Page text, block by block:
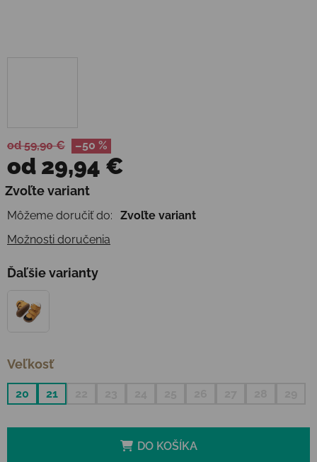
od 59,90 € –50 %
od 29,94 €
Jednotková cena:
Zvoľte variant
Môžeme doručiť do:
Zvoľte variant
Možnosti doručenia
Ďaľšie varianty
Veľkosť
20 21
DO KOŠÍKA